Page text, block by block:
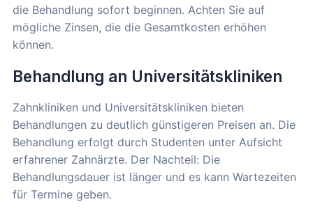
die Behandlung sofort beginnen. Achten Sie auf
mögliche Zinsen, die die Gesamtkosten erhöhen
können.
Behandlung an Universitätskliniken
Zahnkliniken und Universitätskliniken bieten
Behandlungen zu deutlich günstigeren Preisen an. Die
Behandlung erfolgt durch Studenten unter Aufsicht
erfahrener Zahnärzte. Der Nachteil: Die
Behandlungsdauer ist länger und es kann Wartezeiten
für Termine geben.